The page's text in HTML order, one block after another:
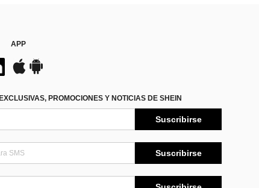
APP
PROMOCIONES Y NOTICIAS DE SHEIN
Suscribirse
Suscribirse